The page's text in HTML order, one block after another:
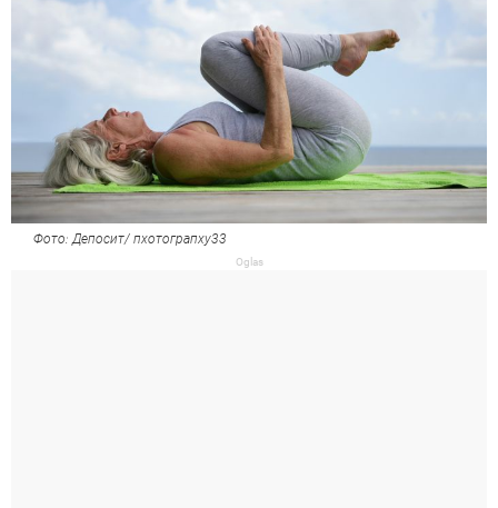
Фото: Депосит/ пхотограпхy33
Oglas